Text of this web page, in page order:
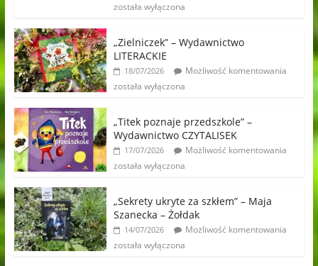
została wyłączona
„Zielniczek” – Wydawnictwo
LITERACKIE
18/07/2026
Możliwość komentowania
została wyłączona
„Titek poznaje przedszkole” –
Wydawnictwo CZYTALISEK
17/07/2026
Możliwość komentowania
została wyłączona
„Sekrety ukryte za szkłem” – Maja
Szanecka – Żołdak
14/07/2026
Możliwość komentowania
została wyłączona